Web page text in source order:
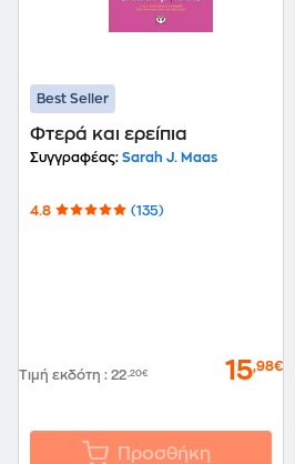
Best Seller
Φτερά και ερείπια
Συγγραφέας: Sarah J. Maas
4.8 (135)
Τιμή εκδότη : 22,20€ 15,98€
Προσθήκη